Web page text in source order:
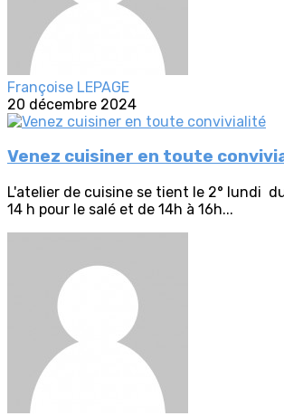
Françoise LEPAGE
20 décembre 2024
Venez cuisiner en toute
L'atelier de cuisine se tient le 2° lundi
14 h pour le salé et de 14h à 16h...